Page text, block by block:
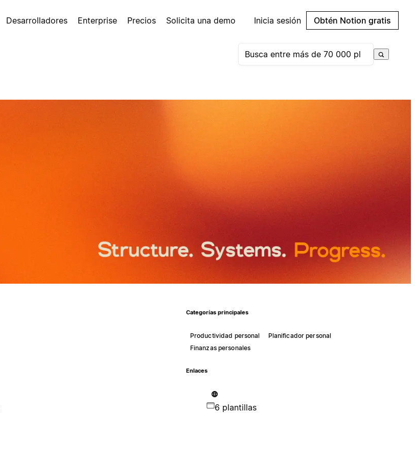
Desarrolladores Enterprise Precios Solicita una demo Inicia sesión Obtén Notion gratis
Categorías principales
Productividad personal
Planificador personal
Finanzas personales
Enlaces
6 plantillas